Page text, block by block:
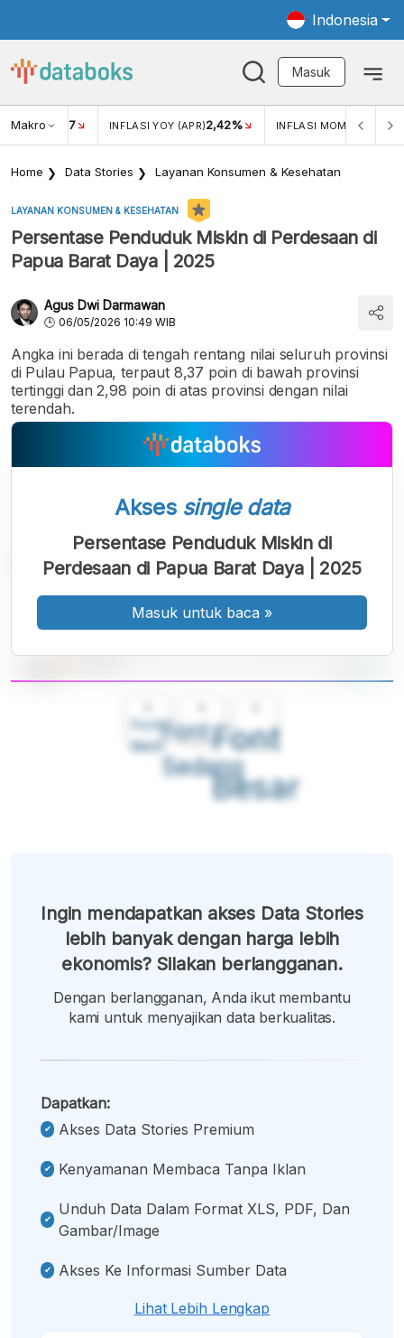
Indonesia
Masuk
Makro
USD/IDR 17 INFLASI YOY (APR)2,42% INFLASI MOM (MAR)
Home Data Stories Layanan Konsumen & Kesehatan
LAYANAN KONSUMEN & KESEHATAN
Persentase Penduduk Miskin di Perdesaan di
Papua Barat Daya | 2025
Agus Dwi Darmawan
06/05/2026 10:49 WIB
Angka ini berada di tengah rentang nilai seluruh provinsi
di Pulau Papua, terpaut 8,37 poin di bawah provinsi
tertinggi dan 2,98 poin di atas provinsi dengan nilai
terendah.
Font
Kecil
Font
Sedang
Font
Besar
Akses single data
Persentase Penduduk Miskin di
Perdesaan di Papua Barat Daya | 2025
Masuk untuk baca »
Ingin mendapatkan akses Data Stories
lebih banyak dengan harga lebih
ekonomis? Silakan berlangganan.
Dengan berlangganan, Anda ikut membantu
kami untuk menyajikan data berkualitas.
Dapatkan:
Akses Data Stories Premium
Kenyamanan Membaca Tanpa Iklan
Unduh Data Dalam Format XLS, PDF, Dan
Gambar/image
Akses Ke Informasi Sumber Data
Lihat Lebih Lengkap